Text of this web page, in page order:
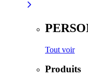
Tout voir
Produits